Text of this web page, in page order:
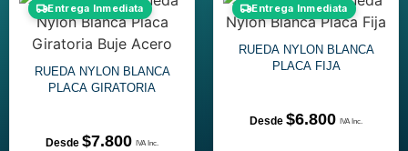
Entrega Inmediata
RUEDA NYLON BLANCA
PLACA GIRATORIA
$7.800
Entrega Inmediata
RUEDA NYLON BLANCA
PLACA FIJA
$6.800